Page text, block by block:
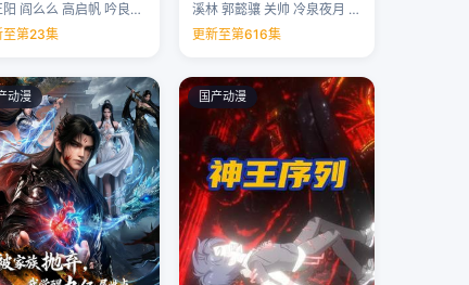
马正阳 阎么么 高启帆 吟良犬 …
至第23集
溪林 郭懿骧 关帅 冷泉夜月 …
更新至第616集
动漫 国产动漫